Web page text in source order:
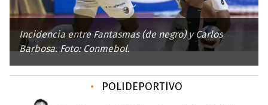
Incidencia entre Fantasmas (de negro) y Carlos
Barbosa. Foto: Conmebol.
• POLIDEPORTIVO